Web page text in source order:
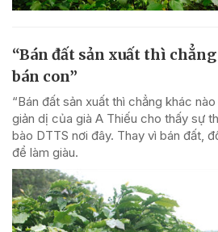
“Bán đất sản xuất thì
bán con”
“Bán đất sản xuất thì chẳng khác
giản dị của già A Thiếu cho thấy sự
bào DTTS nơi đây. Thay vì bán đất,
để làm giàu.